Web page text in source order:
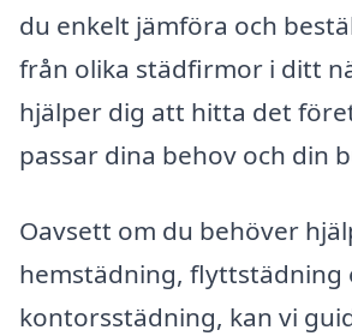
du enkelt jämföra och
från olika städfirmor i ditt
hjälper dig att hitta det
passar dina behov och din
Oavsett om du behöver
hemstädning, flyttstädning
kontorsstädning, kan vi